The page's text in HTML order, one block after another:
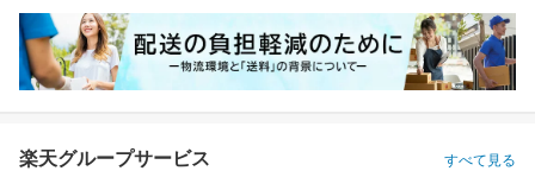
楽天グループサービス すべて見る